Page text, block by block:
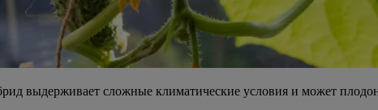
выдерживает сложные климатические условия и может